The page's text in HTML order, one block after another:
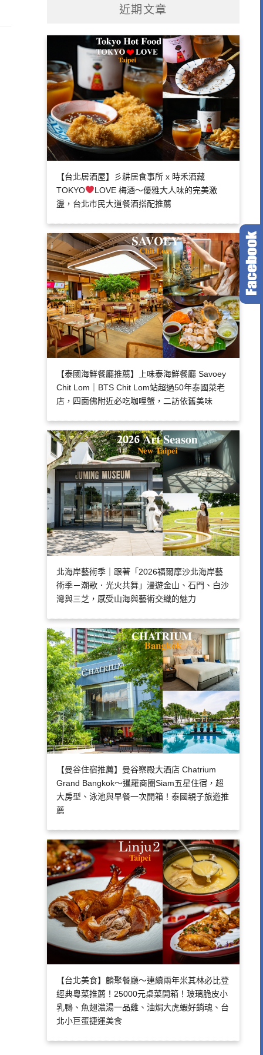
近期文章
【台北居酒屋】彡耕居食事所 x 時禾酒藏
TOKYO
LOVE 梅酒～優雅大人味的完美激
盪，台北市民大道餐酒搭配推薦
【泰國海鮮餐廳推薦】上味泰海鮮餐廳 Savoey
Chit Lom｜BTS Chit Lom站超過50年泰國菜老
店，四面佛附近必吃咖哩蟹，二訪依舊美味
北海岸藝術季｜跟著「2026福爾摩沙北海岸藝
術季－潮歌．光火共舞」漫遊金山、石門、白沙
灣與三芝，感受山海與藝術交織的魅力
【曼谷住宿推薦】曼谷察殿大酒店 Chatrium
Grand Bangkok～暹羅商圈Siam五星住宿，超
大房型、泳池與早餐一次開箱！泰國親子旅遊推
薦
【台北美食】麟聚餐廳～連續兩年米其林必比登
經典粵菜推薦！25000元桌菜開箱！玻璃脆皮小
乳鴨、魚翅濃湯一品雞、油焗大虎蝦好銷魂、台
北小巨蛋捷運美食